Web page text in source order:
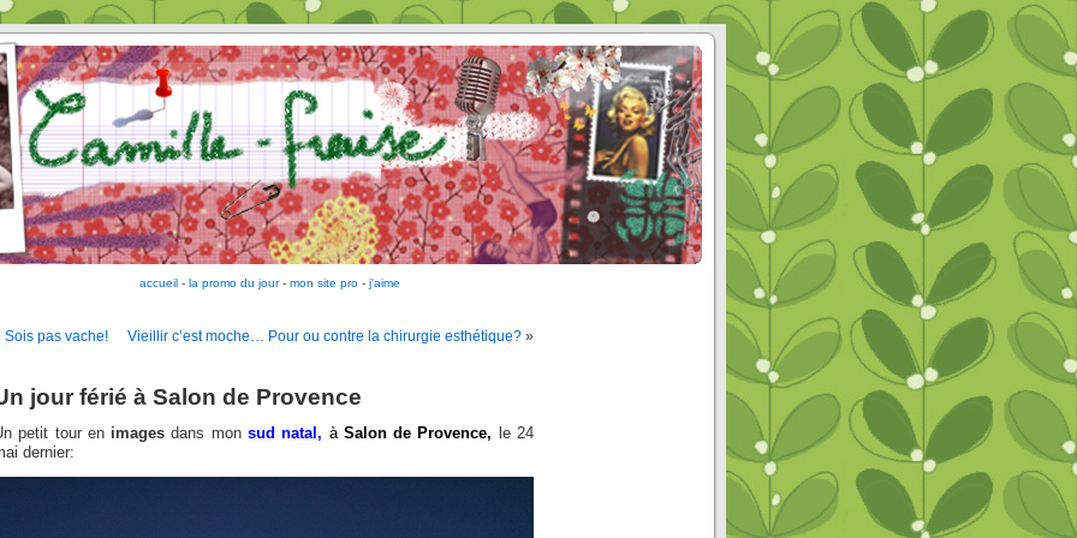
accueil- la promo du jour- mon site pro- j'aime
Sois pas vache! Vieillir c’est moche… Pour ou contre la chirurgie esthétique? »
jour férié à Salon de Provence
petit tour en images dans monsud natal, à Salon de Provence,
le 24
dernier: